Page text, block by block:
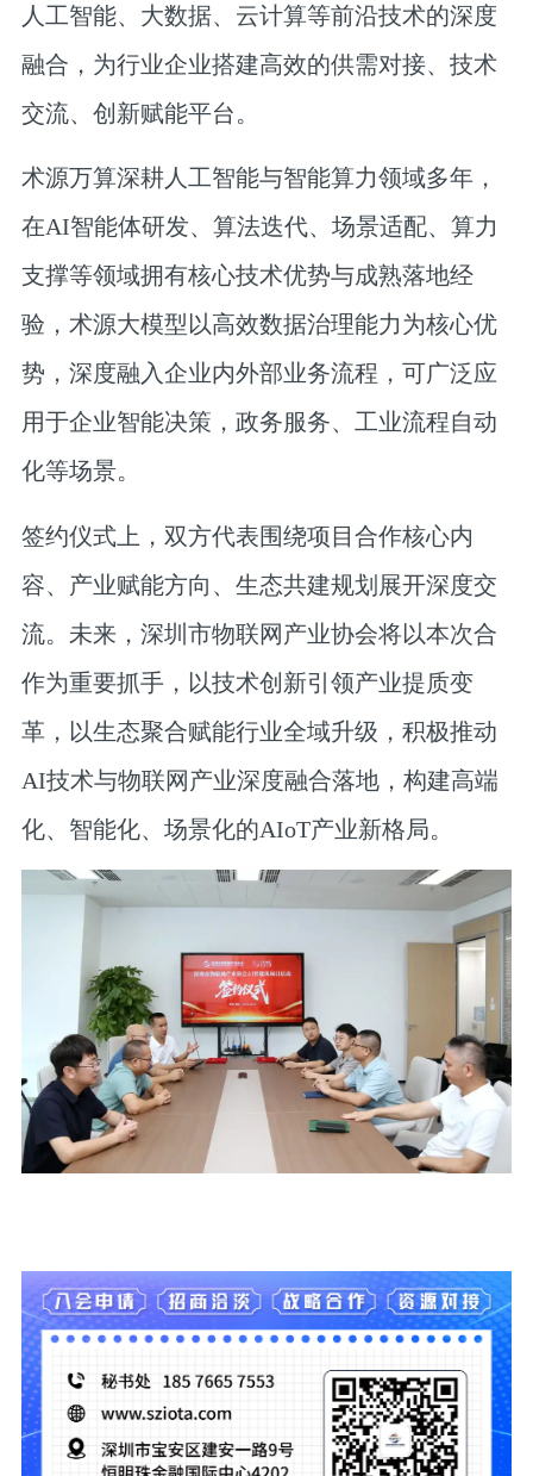
人工智能、大数据、云计算等前沿技术的深度
融合，为行业企业搭建高效的供需对接、技术
交流、创新赋能平台。
术源万算深耕人工智能与智能算力领域多年，
在AI智能体研发、算法迭代、场景适配、算力
支撑等领域拥有核心技术优势与成熟落地经
验，术源大模型以高效数据治理能力为核心优
势，深度融入企业内外部业务流程，可广泛应
用于企业智能决策，政务服务、工业流程自动
化等场景。
签约仪式上，双方代表围绕项目合作核心内
容、产业赋能方向、生态共建规划展开深度交
流。未来，深圳市物联网产业协会将以本次合
作为重要抓手，以技术创新引领产业提质变
革，以生态聚合赋能行业全域升级，积极推动
AI技术与物联网产业深度融合落地，构建高端
化、智能化、场景化的AIoT产业新格局。